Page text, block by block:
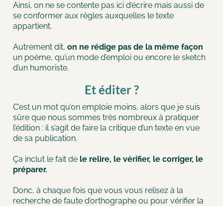
Ainsi, on ne se contente pas ici d’écrire mais aussi de
se conformer aux règles auxquelles le texte
appartient.
Autrement dit, on ne rédige pas de la même façon
un poème, qu’un mode d’emploi ou encore le sketch
d’un humoriste.
Et éditer ?
C’est un mot qu’on emploie moins, alors que je suis
sûre que nous sommes très nombreux à pratiquer
l’édition : il s’agit de faire la critique d’un texte en vue
de sa publication.
Ça inclut le fait de le relire, le vérifier, le corriger, le
préparer.
Donc, à chaque fois que vous vous relisez à la
recherche de faute d’orthographe ou pour vérifier la